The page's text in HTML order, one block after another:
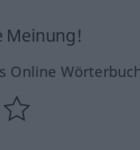
Meinung!
Online